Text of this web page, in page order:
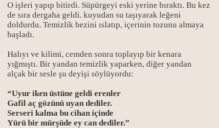
O işleri yapıp bitirdi. Süpürgeyi eski yerine bıraktı. Bu kez
de sıra dergaha geldi. kuyudan su taşıyarak leğeni
doldurdu. Temizlik bezini ıslatıp, içerinin tozunu almaya
başladı.
Halıyı ve kilimi, cemden sonra toplayıp bir kenara
yığmıştı. Bir yandan temizlik yaparken, diğer yandan
alçak bir sesle şu deyişi söylüyordu:
“Uyur iken üstüne geldi erenler
Gafil aç gözünü uyan dediler.
Serseri kalma bu cihan içinde
Yürü bir mürşüde ey can dediler.”